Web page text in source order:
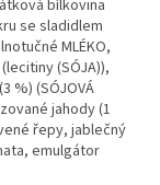
bílkovina
se sladidlem
MLÉKO,
(SÓJA)),
%) (SÓJOVÁ
jahody (1
řepy, jablečný
emulgátor